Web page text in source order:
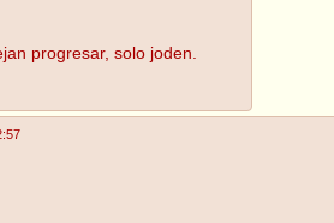
progresar, solo joden.